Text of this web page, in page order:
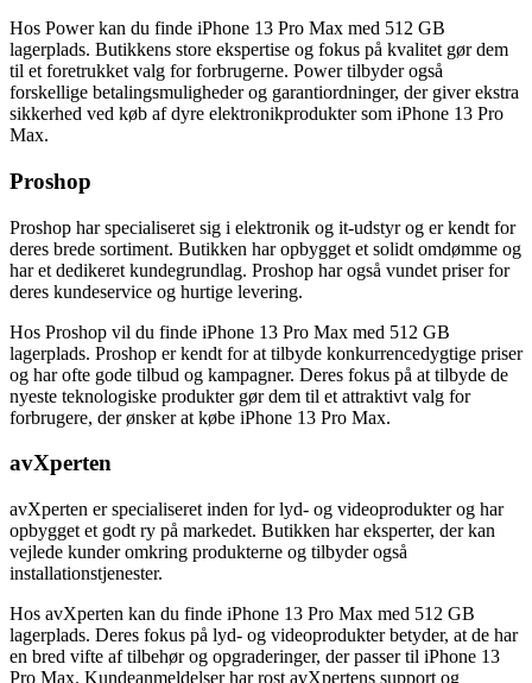
Hos Power kan du finde iPhone 13 Pro Max med 512 GB
lagerplads. Butikkens store ekspertise og fokus på kvalitet gør dem
til et foretrukket valg for forbrugerne. Power tilbyder også
forskellige betalingsmuligheder og garantiordninger, der giver ekstra
sikkerhed ved køb af dyre elektronikprodukter som iPhone 13 Pro
Max.
Proshop
Proshop har specialiseret sig i elektronik og it-udstyr og er kendt for
deres brede sortiment. Butikken har opbygget et solidt omdømme og
har et dedikeret kundegrundlag. Proshop har også vundet priser for
deres kundeservice og hurtige levering.
Hos Proshop vil du finde iPhone 13 Pro Max med 512 GB
lagerplads. Proshop er kendt for at tilbyde konkurrencedygtige priser
og har ofte gode tilbud og kampagner. Deres fokus på at tilbyde de
nyeste teknologiske produkter gør dem til et attraktivt valg for
forbrugere, der ønsker at købe iPhone 13 Pro Max.
avXperten
avXperten er specialiseret inden for lyd- og videoprodukter og har
opbygget et godt ry på markedet. Butikken har eksperter, der kan
vejlede kunder omkring produkterne og tilbyder også
installationstjenester.
Hos avXperten kan du finde iPhone 13 Pro Max med 512 GB
lagerplads. Deres fokus på lyd- og videoprodukter betyder, at de har
en bred vifte af tilbehør og opgraderinger, der passer til iPhone 13
Pro Max. Kundeanmeldelser har rost avXpertens support og